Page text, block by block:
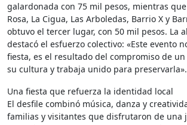
galardonada con 75 mil pesos, mientras
Rosa, La Cigua, Las Arboledas, Barrio X y
obtuvo el tercer lugar, con 50 mil pesos. La
destacó el esfuerzo colectivo: «Este evento
fiesta, es el resultado del compromiso de
su cultura y trabaja unido para preservarla».
Una fiesta que refuerza la identidad local
El desfile combinó música, danza y
familias y visitantes que disfrutaron de una